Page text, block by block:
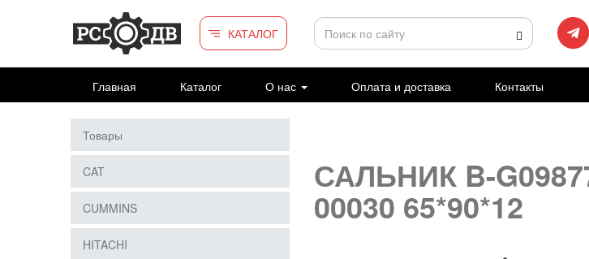
Перейти к основному содержанию
КАТАЛОГ
Главная Каталог О нас Оплата и доставка Контакты
САЛЬНИК B-
00030 65*90*12
Товары
CAT
CUMMINS
HITACHI